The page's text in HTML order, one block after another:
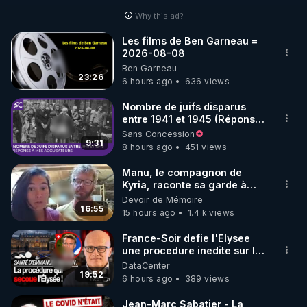
🌱 INSTAGRAM
https://www.instagram.com/rdlr_thierrycasasnovas/
http://rgnr.li/instagram
🌱 LA NEWSLETTER
Pour ne pas rater l’actualité RGNR (stages,
http://rgnr.li/news
🌱 VIDÉOS NON CENSURÉES SUR ODYSEE
Toutes les vidéos Youtube sont aussi sur la
http://rgnr.li/odysee
🌱 LES STAGES EN PRÉSENTIEL
Why this ad?
23:26
Les films de Ben Garneau =
2026-08-08
Ben Garneau
6 hours ago
636 views
9:31
Nombre de juifs disparus
entre 1941 et 1945 (Réponse
à mes accusateurs)
Sans Concession
8 hours ago
451 views
16:55
Manu, le compagnon de
Kyria, raconte sa garde à
vue musclée. PARTAGEZ!
Devoir de Mémoire
15 hours ago
1.4 k views
19:52
France-Soir defie l'Elysee
une procedure inedite sur la
sante du president - Nexus
DataCenter
6 hours ago
389 views
Jean-Marc Sabatier - La